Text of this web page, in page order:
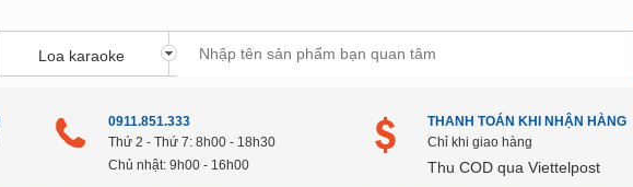
0911.851.333
Thứ 2 - Thứ 7: 8h00 - 18h30
Chủ nhật: 9h00 - 16h00
THANH TOÁN KHI NHẬN HÀNG
Chỉ khi giao hàng
Thu COD qua Viettelpost